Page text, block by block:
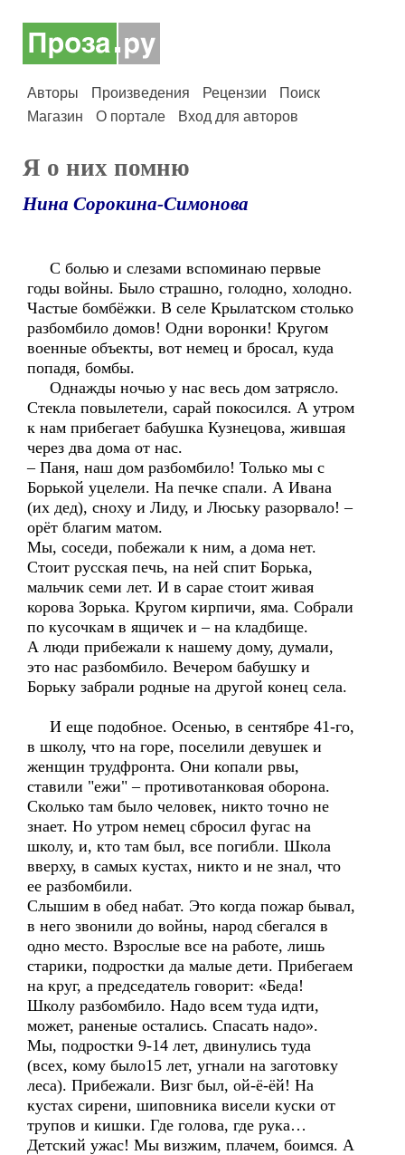
Авторы Произведения Рецензии
Поиск
Магазин
О портале Вход для авторов
Я о них помню
Нина Сорокина-Симонова
С болью и слезами вспоминаю первые
годы войны. Было страшно, голодно, холодно.
Частые бомбёжки. В селе Крылатском столько
разбомбило домов! Одни воронки! Кругом
военные объекты, вот немец и бросал, куда
попадя, бомбы.
Однажды ночью у нас весь дом затрясло.
Стекла повылетели, сарай покосился. А утром
к нам прибегает бабушка Кузнецова, жившая
через два дома от нас.
– Паня, наш дом разбомбило! Только мы с
Борькой уцелели. На печке спали. А Ивана
(их дед), сноху и Лиду, и Люську разорвало! –
орёт благим матом.
Мы, соседи, побежали к ним, а дома нет.
Стоит русская печь, на ней спит Борька,
мальчик семи лет. И в сарае стоит живая
корова Зорька. Кругом кирпичи, яма. Собрали
по кусочкам в ящичек и – на кладбище.
А люди прибежали к нашему дому, думали,
это нас разбомбило. Вечером бабушку и
Борьку забрали родные на другой конец села.
И еще подобное. Осенью, в сентябре 41-го,
в школу, что на горе, поселили девушек и
женщин трудфронта. Они копали рвы,
ставили "ежи" – противотанковая оборона.
Сколько там было человек, никто точно не
знает. Но утром немец сбросил фугас на
школу, и, кто там был, все погибли. Школа
вверху, в самых кустах, никто и не знал, что
ее разбомбили.
Слышим в обед набат. Это когда пожар бывал,
в него звонили до войны, народ сбегался в
одно место. Взрослые все на работе, лишь
старики, подростки да малые дети. Прибегаем
на круг, а председатель говорит: «Беда!
Школу разбомбило. Надо всем туда идти,
может, раненые остались. Спасать надо».
Мы, подростки 9-14 лет, двинулись туда
(всех, кому было15 лет, угнали на заготовку
леса). Прибежали. Визг был, ой-ё-ёй! На
кустах сирени, шиповника висели куски от
трупов и кишки. Где голова, где рука…
Детский ужас! Мы визжим, плачем, боимся. А